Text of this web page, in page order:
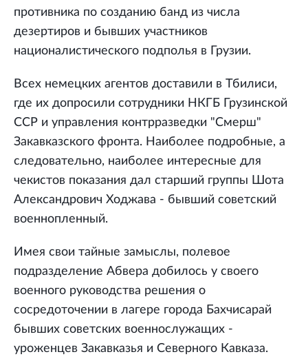
противника по созданию банд из числа
дезертиров и бывших участников
националистического подполья в Грузии.
Всех немецких агентов доставили в Тбилиси,
где их допросили сотрудники НКГБ Грузинской
ССР и управления контрразведки "Смерш"
Закавказского фронта. Наиболее подробные, а
следовательно, наиболее интересные для
чекистов показания дал старший группы Шота
Александрович Ходжава - бывший советский
военнопленный.
Имея свои тайные замыслы, полевое
подразделение Абвера добилось у своего
военного руководства решения о
сосредоточении в лагере города Бахчисарай
бывших советских военнослужащих -
уроженцев Закавказья и Северного Кавказа.